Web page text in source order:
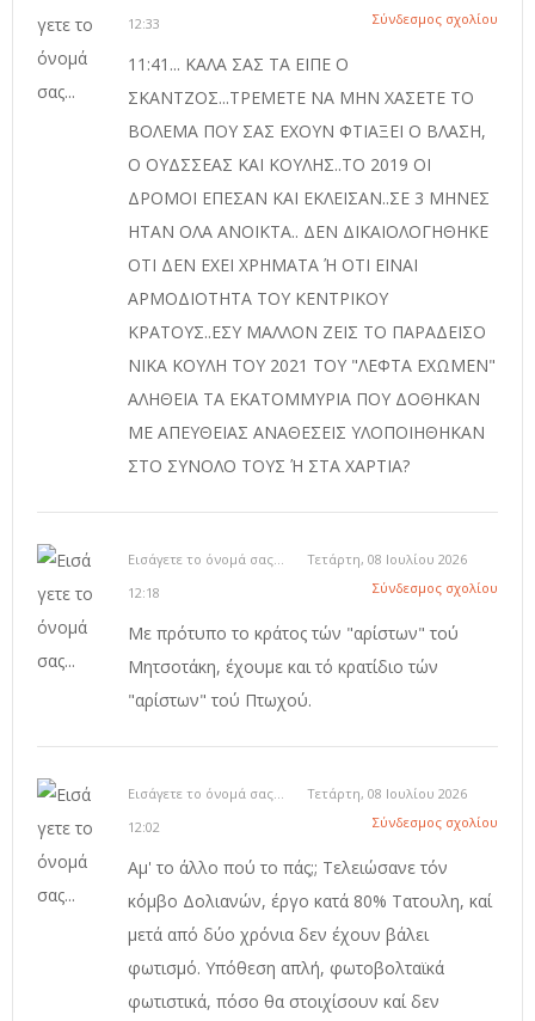
12:33
Σύνδεσμος σχολίου
11:41... ΚΑΛΑ ΣΑΣ ΤΑ ΕΙΠΕ Ο
ΣΚΑΝΤΖΟΣ...ΤΡΕΜΕΤΕ ΝΑ ΜΗΝ ΧΑΣΕΤΕ ΤΟ
ΒΟΛΕΜΑ ΠΟΥ ΣΑΣ ΕΧΟΥΝ ΦΤΙΑΞΕΙ Ο ΒΛΑΣΗ,
Ο ΟΥΔΣΣΕΑΣ ΚΑΙ ΚΟΥΛΗΣ..ΤΟ 2019 ΟΙ
ΔΡΟΜΟΙ ΕΠΕΣΑΝ ΚΑΙ ΕΚΛΕΙΣΑΝ..ΣΕ 3 ΜΗΝΕΣ
ΗΤΑΝ ΟΛΑ ΑΝΟΙΚΤΑ.. ΔΕΝ ΔΙΚΑΙΟΛΟΓΗΘΗΚΕ
ΟΤΙ ΔΕΝ ΕΧΕΙ ΧΡΗΜΑΤΑ Ή ΟΤΙ ΕΙΝΑΙ
ΑΡΜΟΔΙΟΤΗΤΑ ΤΟΥ ΚΕΝΤΡΙΚΟΥ
ΚΡΑΤΟΥΣ..ΕΣΥ ΜΑΛΛΟΝ ΖΕΙΣ ΤΟ ΠΑΡΑΔΕΙΣΟ
ΝΙΚΑ ΚΟΥΛΗ ΤΟΥ 2021 ΤΟΥ "ΛΕΦΤΑ ΕΧΩΜΕΝ"
ΑΛΗΘΕΙΑ ΤΑ ΕΚΑΤΟΜΜΥΡΙΑ ΠΟΥ ΔΟΘΗΚΑΝ
ΜΕ ΑΠΕΥΘΕΙΑΣ ΑΝΑΘΕΣΕΙΣ ΥΛΟΠΟΙΗΘΗΚΑΝ
ΣΤΟ ΣΥΝΟΛΟ ΤΟΥΣ Ή ΣΤΑ ΧΑΡΤΙΑ?
Εισάγετε το όνομά σας...
Τετάρτη, 08 Ιουλίου 2026
12:18
Σύνδεσμος σχολίου
Με πρότυπο το κράτος τών "αρίστων" τού
Μητσοτάκη, έχουμε και τό κρατίδιο τών
"αρίστων" τού Πτωχού.
Εισάγετε το όνομά σας...
Τετάρτη, 08 Ιουλίου 2026
12:02
Σύνδεσμος σχολίου
Αμ' το άλλο πού το πάς;; Τελειώσανε τόν
κόμβο Δολιανών, έργο κατά 80% Τατουλη, καί
μετά από δύο χρόνια δεν έχουν βάλει
φωτισμό. Υπόθεση απλή, φωτοβολταϊκά
φωτιστικά, πόσο θα στοιχίσουν καί δεν